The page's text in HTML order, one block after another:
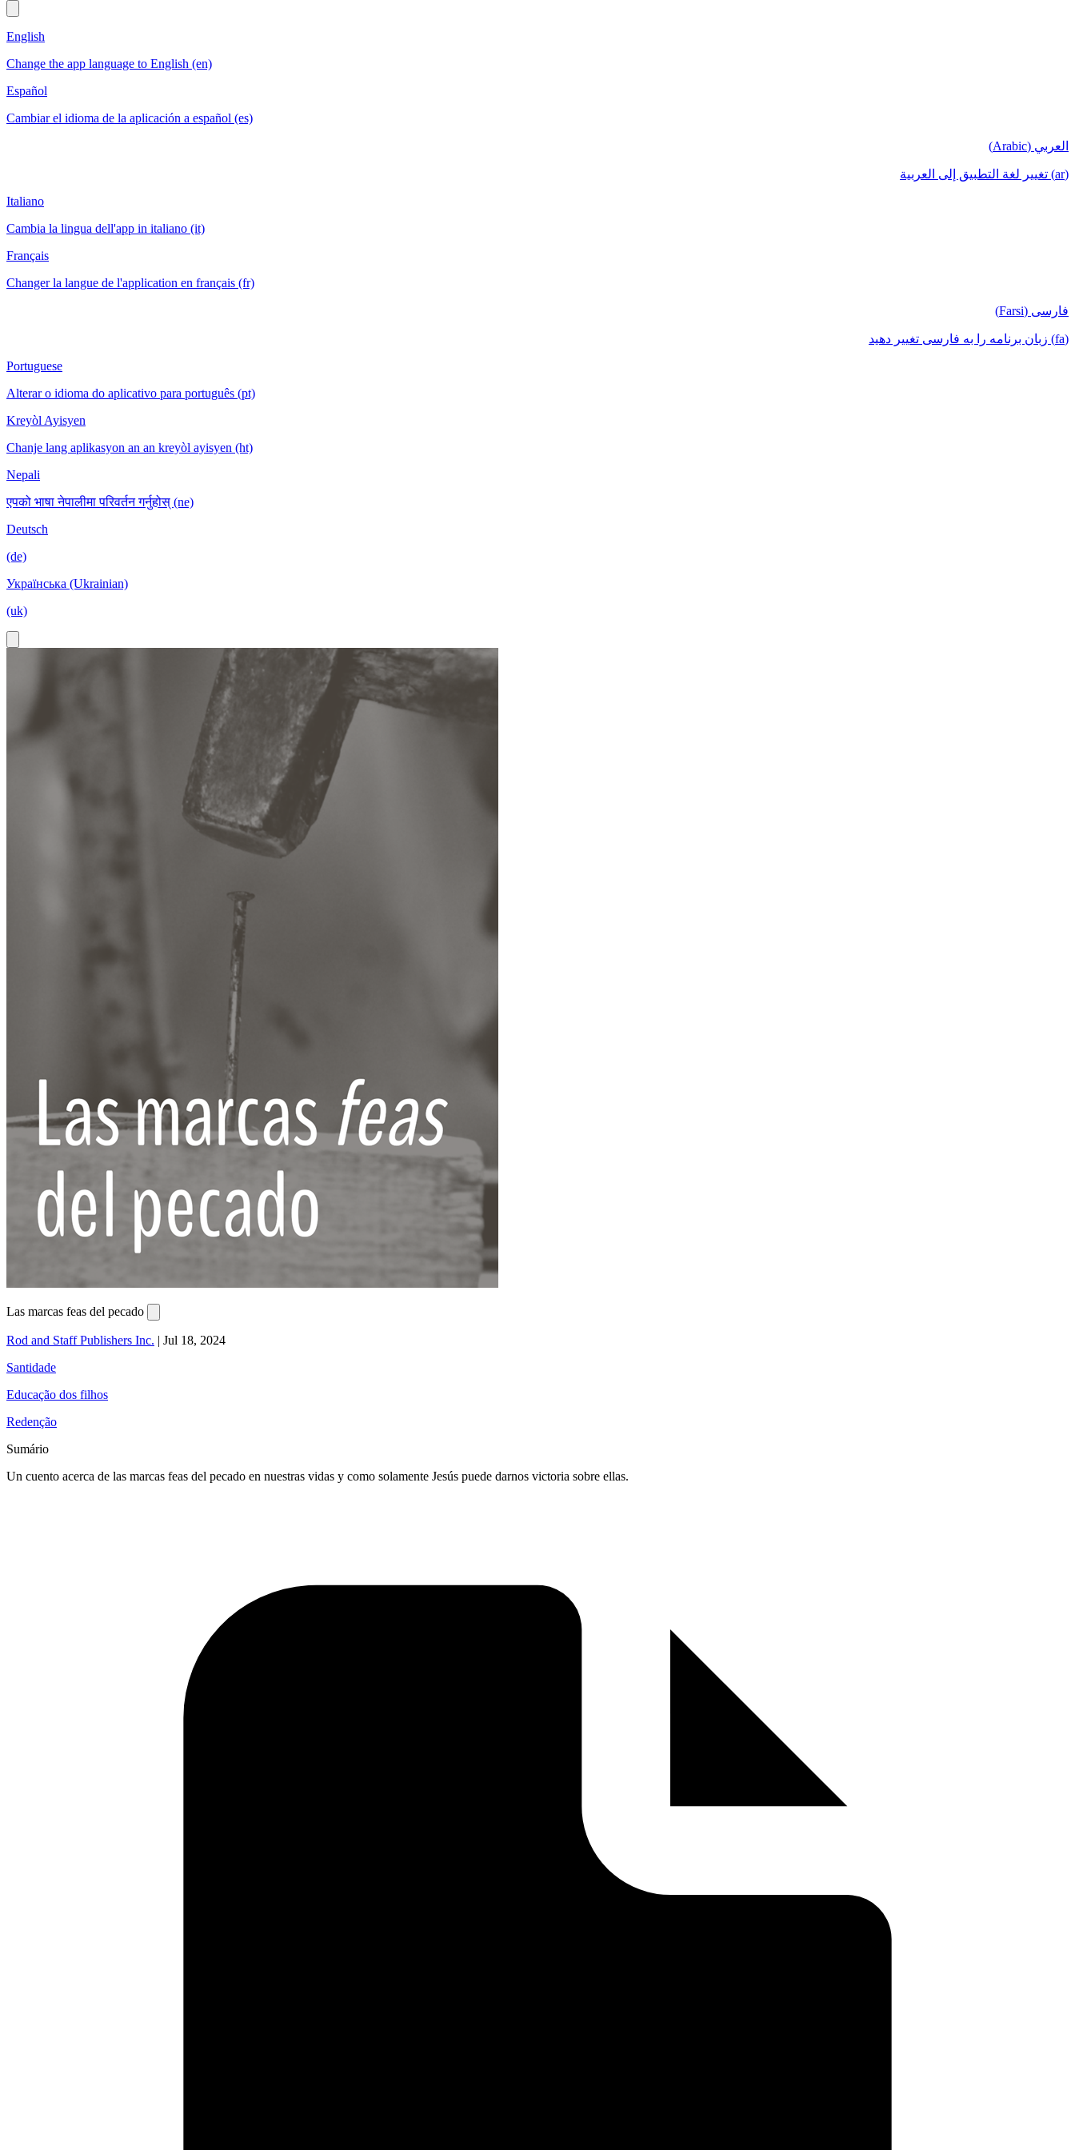
English
Change the app language to English (en)
Español
Cambiar el idioma de la aplicación a español (es)
العربي (Arabic)
(ar) تغيير لغة التطبيق إلى العربية
Italiano
Cambia la lingua dell'app in italiano (it)
Français
Changer la langue de l'application en français (fr)
فارسی (Farsi)
(fa) زبان برنامه را به فارسی تغییر دهید
Portuguese
Alterar o idioma do aplicativo para português (pt)
Kreyòl Ayisyen
Chanje lang aplikasyon an an kreyòl ayisyen (ht)
Nepali
एपको भाषा नेपालीमा परिवर्तन गर्नुहोस् (ne)
Deutsch
(de)
Українська (Ukrainian)
(uk)
Las marcas feas del pecado
Rod and Staff Publishers Inc. | Jul 18, 2024
Santidade
Educação dos filhos
Redenção
Sumário
Un cuento acerca de las marcas feas del pecado en nuestras vidas y como solamente Jesús puede darnos victoria sobre ellas.